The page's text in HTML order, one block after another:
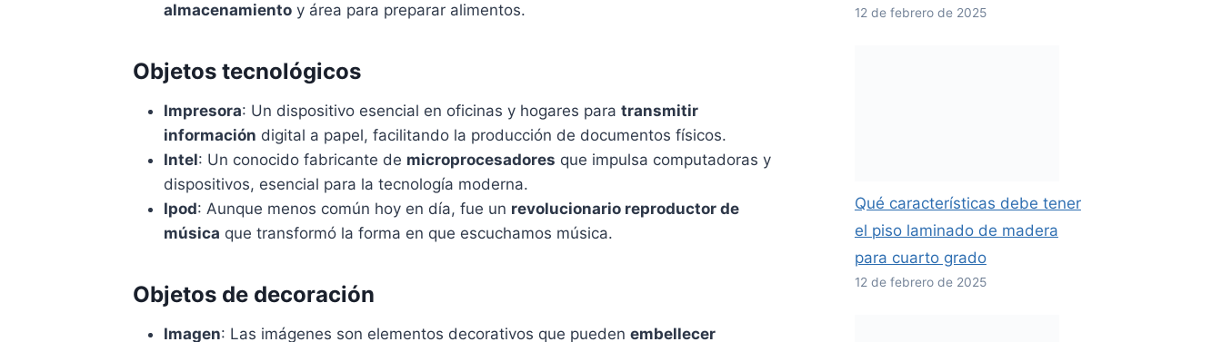
almacenamiento y área para preparar alimentos.
Objetos tecnológicos
Impresora: Un dispositivo esencial en oficinas y hogares para transmitir
información digital a papel, facilitando la producción de documentos físicos.
Intel: Un conocido fabricante de microprocesadores que impulsa computadoras y
dispositivos, esencial para la tecnología moderna.
Ipod: Aunque menos común hoy en día, fue un revolucionario reproductor de
música que transformó la forma en que escuchamos música.
Objetos de decoración
Imagen: Las imágenes son elementos decorativos que pueden embellecer
12 de febrero de 2025
Qué características debe tener
el piso laminado de madera
para cuarto grado
12 de febrero de 2025